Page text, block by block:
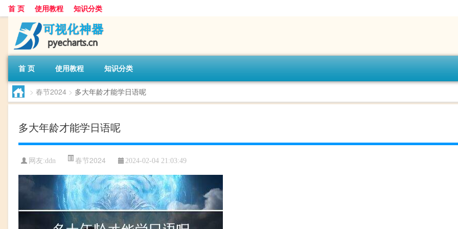
首 页 使用教程 知识分类
首 页 使用教程 知识分类
> 春节2024 > 多大年龄才能学日语呢
多大年龄才能学日语呢
网友:ddn 春节2024 2024-02-04 21:03:49